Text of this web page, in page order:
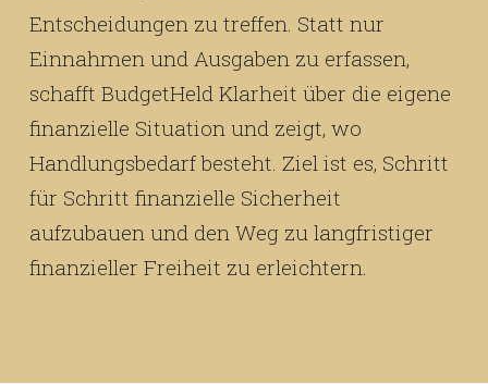
Entscheidungen zu treffen. Statt nur
Einnahmen und Ausgaben zu erfassen,
schafft BudgetHeld Klarheit über die eigene
finanzielle Situation und zeigt, wo
Handlungsbedarf besteht. Ziel ist es, Schritt
für Schritt finanzielle Sicherheit
aufzubauen und den Weg zu langfristiger
finanzieller Freiheit zu erleichtern.